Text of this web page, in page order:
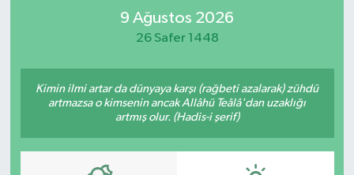
9 Ağustos 2026
26 Safer 1448
Kimin ilmi artar da dünyaya karşı (rağbeti azalarak) zühdü
artmazsa o kimsenin ancak Allâhü Teâlâ'dan uzaklığı
artmış olur. (Hadis-i şerif)
Kültür - Sanat
Lider Haber TV Canlı Yayın izle